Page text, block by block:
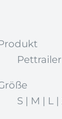
S | M | L |